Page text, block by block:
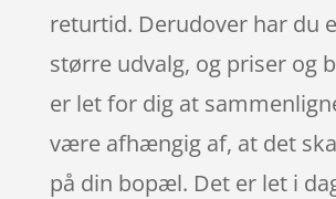
returtid. Derudover har du
større udvalg, og priser og
er let for dig at
være afhængig af, at det
på din bopæl. Det er let i